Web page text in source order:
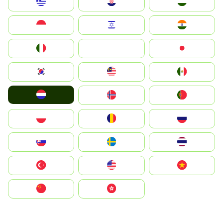
South Korea
United States
中國香港特別行政區